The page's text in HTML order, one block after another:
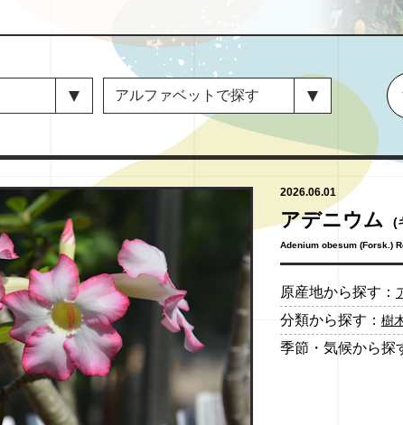
2026.06.01
アデニウム (
Adenium obesum (Forsk.)
原産地から探す：
分類から探す： 樹
季節・気候から探